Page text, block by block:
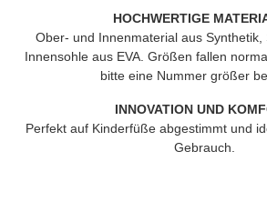
HOCHWERTIGE
Ober- und Innenmaterial aus Synthetik,
Innensohle aus EVA. Größen fallen
bitte eine Nummer größer
INNOVATION UND
Perfekt auf Kinderfüße abgestimmt und
Gebrauch.